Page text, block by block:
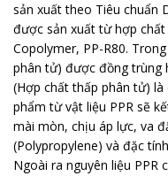
sản xuất theo Tiêu chuẩn
được sản xuất từ hợp
Copolymer, PP-R80.
phân tử) được đồng trùng
(Hợp chất thấp phân tử) là
phẩm từ vật liệu PPR sẽ
mài mòn, chịu áp lực, va
(Polypropylene) và đặc
Ngoài ra nguyên liệu PPR